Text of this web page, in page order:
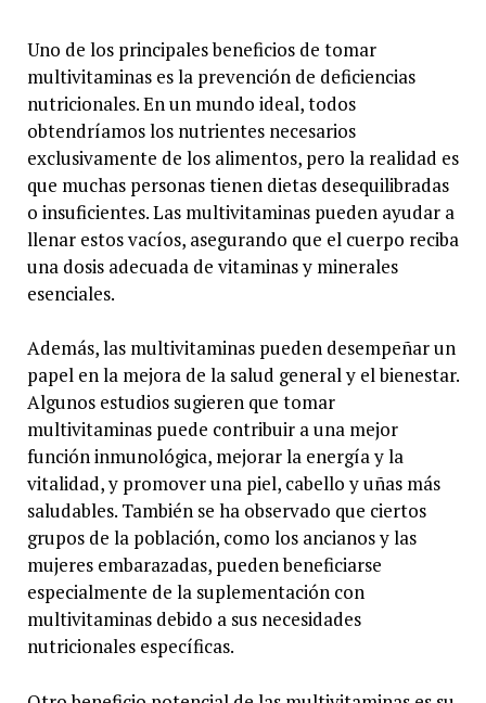
Uno de los principales beneficios de tomar
multivitaminas es la prevención de deficiencias
nutricionales. En un mundo ideal, todos
obtendríamos los nutrientes necesarios
exclusivamente de los alimentos, pero la realidad es
que muchas personas tienen dietas desequilibradas
o insuficientes. Las multivitaminas pueden ayudar a
llenar estos vacíos, asegurando que el cuerpo reciba
una dosis adecuada de vitaminas y minerales
esenciales.
Además, las multivitaminas pueden desempeñar un
papel en la mejora de la salud general y el bienestar.
Algunos estudios sugieren que tomar
multivitaminas puede contribuir a una mejor
función inmunológica, mejorar la energía y la
vitalidad, y promover una piel, cabello y uñas más
saludables. También se ha observado que ciertos
grupos de la población, como los ancianos y las
mujeres embarazadas, pueden beneficiarse
especialmente de la suplementación con
multivitaminas debido a sus necesidades
nutricionales específicas.